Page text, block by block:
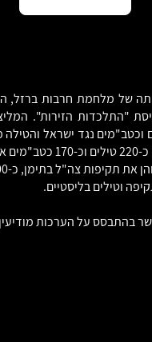
לאחר פתיחתה של מלחמת
"התלכדות הזירות".
וכטב"מים נגד ישראל
וטילים בליסטיים.
על הערכות מודיעין